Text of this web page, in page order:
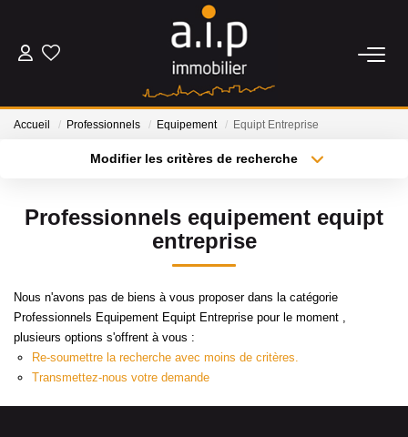
ACHETER
BIENS VENDUS
NOS AGENCES
Qui Sommes Nous
Nos Actualités
Accueil Professionnels Equipement Equipt Entreprise
Modifier les critères de recherche
Type de bien
Surface min
Créer une alerte
Professionnels equipement equipt
entreprise
Nous n'avons pas de biens à vous proposer dans la catégorie
Professionnels Equipement Equipt Entreprise pour le moment ,
plusieurs options s'offrent à vous :
Re-soumettre la recherche avec moins de critères.
Transmettez-nous votre demande